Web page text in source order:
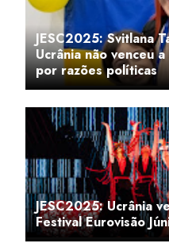
JESC2025: Svitlana
Ucrânia não venceu
por razões políticas
JESC2025: Ucrânia
Festival Eurovisão